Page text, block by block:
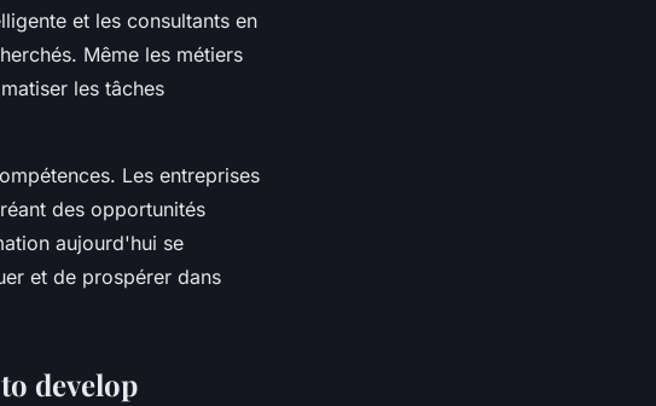
et les consultants en
Même les métiers
les tâches
Les entreprises
des opportunités
aujourd'hui se
et de prospérer dans
develop